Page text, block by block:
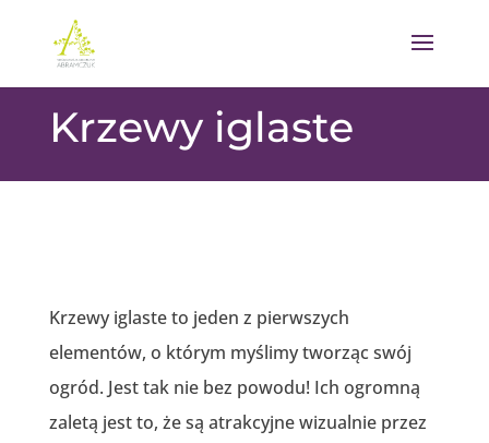
Krzewy iglaste
Krzewy iglaste to jeden z pierwszych
elementów, o którym myślimy tworząc swój
ogród. Jest tak nie bez powodu! Ich ogromną
zaletą jest to, że są atrakcyjne wizualnie przez